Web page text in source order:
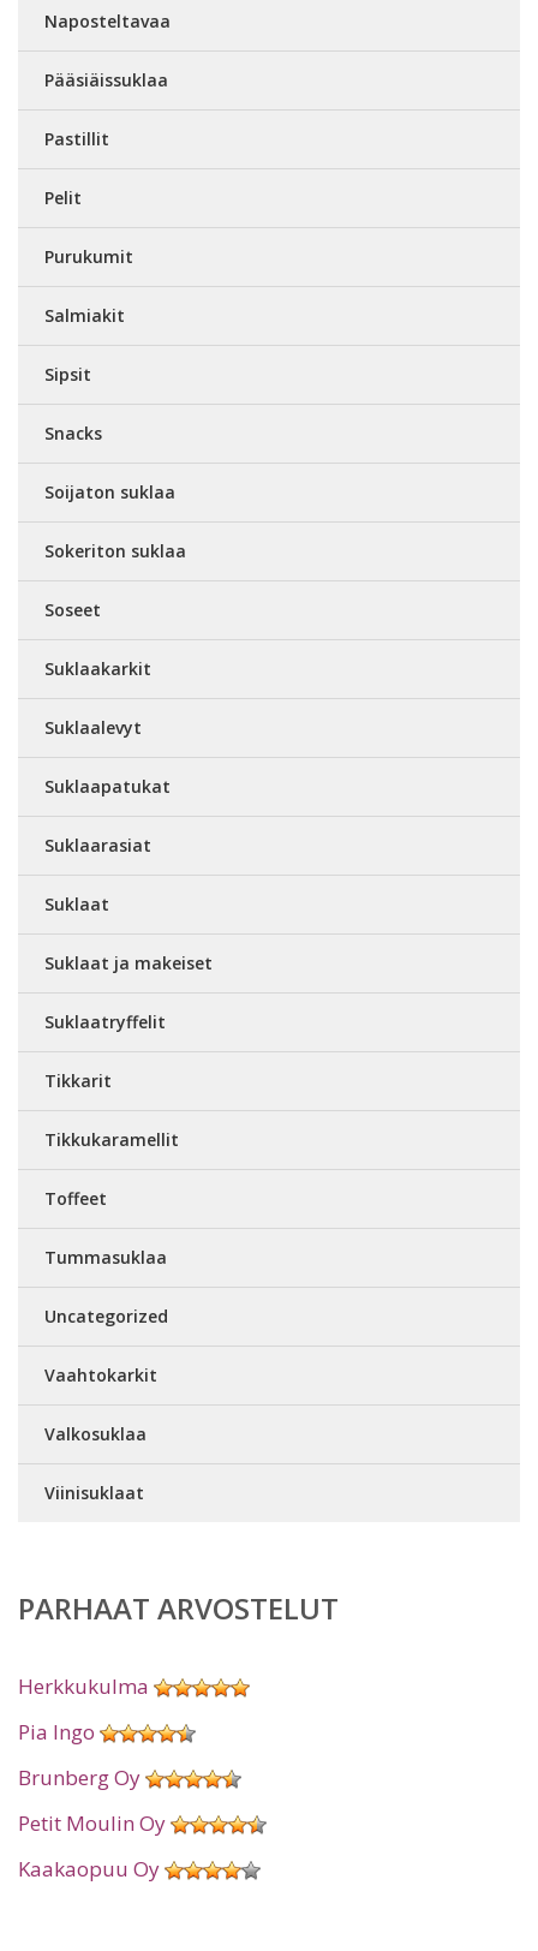
Naposteltavaa
Pääsiäissuklaa
Pastillit
Pelit
Purukumit
Salmiakit
Sipsit
Snacks
Soijaton suklaa
Sokeriton suklaa
Soseet
Suklaakarkit
Suklaalevyt
Suklaapatukat
Suklaarasiat
Suklaat
Suklaat ja makeiset
Suklaatryffelit
Tikkarit
Tikkukaramellit
Toffeet
Tummasuklaa
Uncategorized
Vaahtokarkit
Valkosuklaa
Viinisuklaat
PARHAAT ARVOSTELUT
Herkkukulma
Pia Ingo
Brunberg Oy
Petit Moulin Oy
Kaakaopuu Oy